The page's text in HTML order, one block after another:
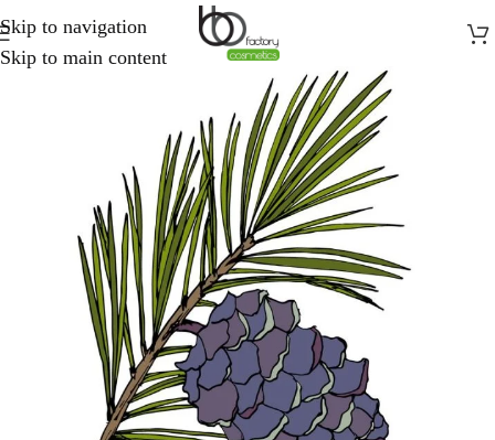
Skip to navigation
Skip to main content